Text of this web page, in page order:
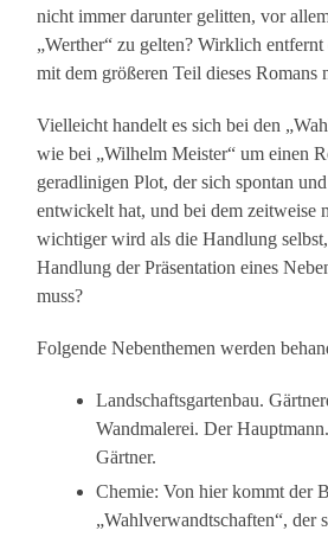
nicht immer darunter gelitten, vor
„Werther“ zu gelten? Wirklich
mit dem größeren Teil dieses Romans
Vielleicht handelt es sich bei den
wie bei „Wilhelm Meister“ um einen
geradlinigen Plot, der sich spontan
entwickelt hat, und bei dem zeitweise
wichtiger wird als die Handlung
Handlung der Präsentation eines
muss?
Folgende Nebenthemen werden
Landschaftsgartenbau.
Wandmalerei. Der
Gärtner.
Chemie: Von hier kommt der
„Wahlverwandtschaften“, der